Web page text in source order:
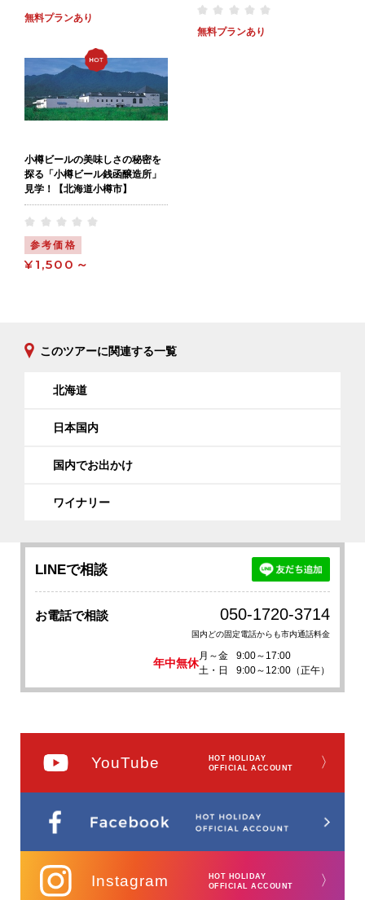
無料プランあり
無料プランあり
小樽ビールの美味しさの秘密を
探る「小樽ビール銭函醸造所」
見学！【北海道小樽市】
参考価格
¥1,500～
このツアーに関連する一覧
北海道
日本国内
国内でお出かけ
ワイナリー
LINEで相談
お電話で相談 050-1720-3714
国内どの固定電話からも市内通話料金
年中無休
月～金
9:00～17:00
土・日
9:00～12:00（正午）
YouTube
HOT HOLIDAY
OFFICIAL ACCOUNT
〉
Instagram
HOT HOLIDAY
OFFICIAL ACCOUNT
〉